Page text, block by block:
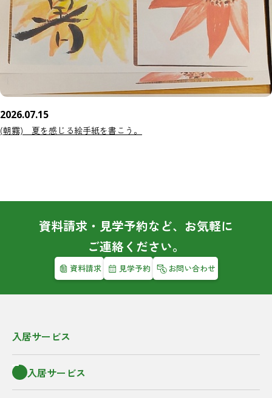
2026.07.15
(朝霧) 夏を感じる絵手紙を書こう。
資料請求・見学予約など、お気軽に
ご連絡ください。
資料請求 見学予約 お問い合わせ
入居サービス
入居サービス